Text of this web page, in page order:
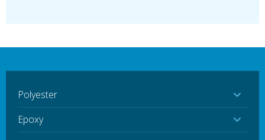
Polyester
Epoxy